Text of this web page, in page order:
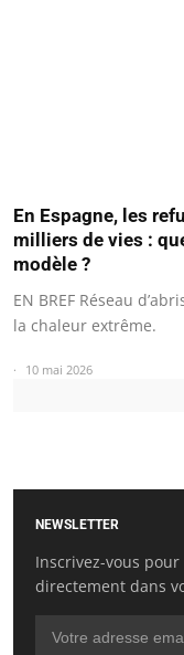
En Espagne, les
milliers de vies :
modèle ?
EN BREF Réseau
la chaleur extrême.
10 mai 2026
NEWSLETTER
Inscrivez-vous
directement dans